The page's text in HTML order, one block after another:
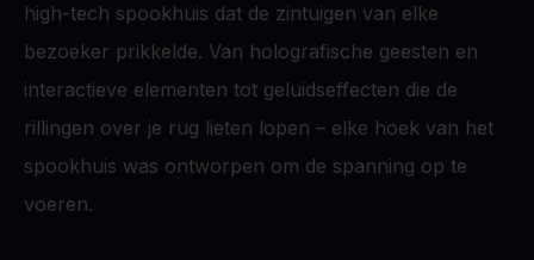
high-tech spookhuis dat de zintuigen van elke
bezoeker prikkelde. Van holografische geesten en
interactieve elementen tot geluidseffecten die de
rillingen over je rug lieten lopen – elke hoek van het
spookhuis was ontworpen om de spanning op te
voeren.